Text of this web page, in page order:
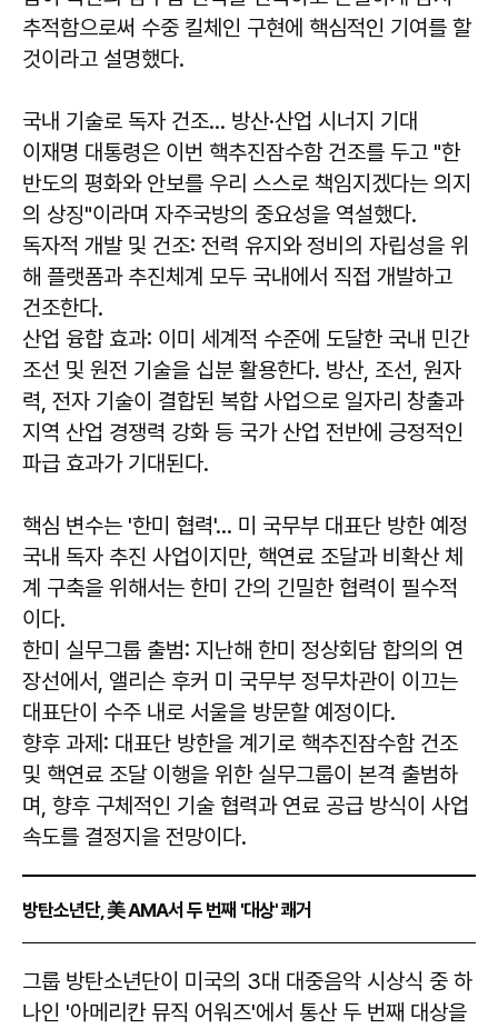
추적함으로써 수중 킬체인 구현에 핵심적인 기여를 할
것이라고 설명했다.
국내 기술로 독자 건조… 방산·산업 시너지 기대
이재명 대통령은 이번 핵추진잠수함 건조를 두고 "한
반도의 평화와 안보를 우리 스스로 책임지겠다는 의지
의 상징"이라며 자주국방의 중요성을 역설했다.
독자적 개발 및 건조: 전력 유지와 정비의 자립성을 위
해 플랫폼과 추진체계 모두 국내에서 직접 개발하고
건조한다.
산업 융합 효과: 이미 세계적 수준에 도달한 국내 민간
조선 및 원전 기술을 십분 활용한다. 방산, 조선, 원자
력, 전자 기술이 결합된 복합 사업으로 일자리 창출과
지역 산업 경쟁력 강화 등 국가 산업 전반에 긍정적인
파급 효과가 기대된다.
핵심 변수는 '한미 협력'… 미 국무부 대표단 방한 예정
국내 독자 추진 사업이지만, 핵연료 조달과 비확산 체
계 구축을 위해서는 한미 간의 긴밀한 협력이 필수적
이다.
한미 실무그룹 출범: 지난해 한미 정상회담 합의의 연
장선에서, 앨리슨 후커 미 국무부 정무차관이 이끄는
대표단이 수주 내로 서울을 방문할 예정이다.
향후 과제: 대표단 방한을 계기로 핵추진잠수함 건조
및 핵연료 조달 이행을 위한 실무그룹이 본격 출범하
며, 향후 구체적인 기술 협력과 연료 공급 방식이 사업
속도를 결정지을 전망이다.
방탄소년단, 美 AMA서 두 번째 '대상' 쾌거
그룹 방탄소년단이 미국의 3대 대중음악 시상식 중 하
나인 '아메리칸 뮤직 어워즈'에서 통산 두 번째 대상을